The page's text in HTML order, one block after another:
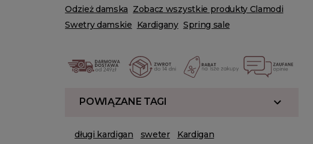
Odzież damska Zobacz wszystkie produkty Clamodi
Swetry damskie Kardigany Spring sale
POWIĄZANE TAGI
długi kardigan sweter
Kardigan